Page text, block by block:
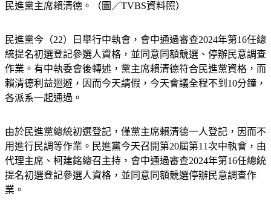
民進黨主席賴清德。（圖／TVBS資料照）
民進黨今（22）日舉行中執會，會中通過審查2024年第16任總
統提名初選登記參選人資格，並同意同額競選、停辦民意調查
作業。有中執委會後轉述，黨主席賴清德符合民進黨資格，而
賴清德利益迴避，因而今天請假，今天會議全程不到10分鐘，
各派系一起通過。
由於民進黨總統初選登記，僅黨主席賴清德一人登記，因而不
用進行民調等作業。民進黨今天召開第20屆第11次中執會，由
代理主席、柯建銘總召主持，會中通過審查2024年第16任總統
提名初選登記參選人資格，並同意同額競選停辦民意調查作
業。